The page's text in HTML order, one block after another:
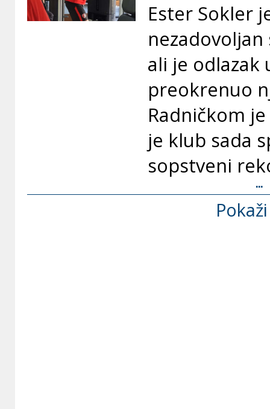
Ester Sokler
ali je odlazak
preokrenuo
Radničkom
je klub sada
sopstveni
...